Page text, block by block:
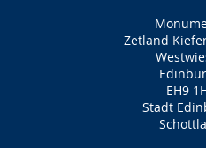
Zetland
EH9
Stadt